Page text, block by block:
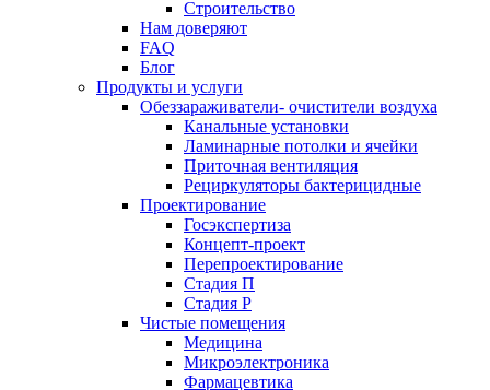
Строительство
Нам доверяют
FAQ
Блог
Продукты и услуги
Обеззараживатели- очистители воздуха
Канальные установки
Ламинарные потолки и ячейки
Приточная вентиляция
Рециркуляторы бактерицидные
Проектирование
Госэкспертиза
Концепт-проект
Перепроектирование
Стадия П
Стадия Р
Чистые помещения
Медицина
Микроэлектроника
Фармацевтика